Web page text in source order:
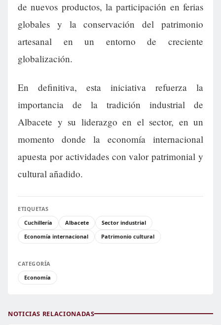
de nuevos productos, la participación en ferias
globales y la conservación del patrimonio
artesanal en un entorno de creciente
globalización.
En definitiva, esta iniciativa refuerza la
importancia de la tradición industrial de
Albacete y su liderazgo en el sector, en un
momento donde la economía internacional
apuesta por actividades con valor patrimonial y
cultural añadido.
ETIQUETAS
Cuchillería
Albacete
Sector industrial
Economía internacional
Patrimonio cultural
CATEGORÍA
Economía
NOTICIAS RELACIONADAS